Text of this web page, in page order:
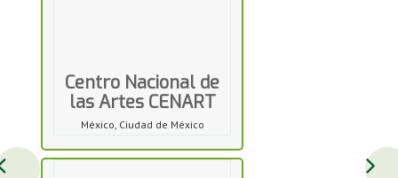
Centro Nacional de
las Artes CENART
México, Ciudad de México